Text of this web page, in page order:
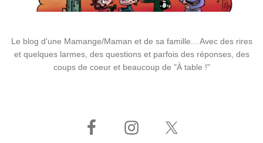
Le blog d'une Mamange/Maman et de sa famille... Avec des rires
et quelques larmes, des questions et parfois des réponses, des
coups de coeur et beaucoup de "À table !"